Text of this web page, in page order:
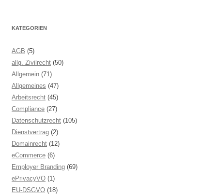
KATEGORIEN
AGB (5)
allg. Zivilrecht (50)
Allgemein (71)
Allgemeines (47)
Arbeitsrecht (45)
Compliance (27)
Datenschutzrecht (105)
Dienstvertrag (2)
Domainrecht (12)
eCommerce (6)
Employer Branding (69)
ePrivacyVO (1)
EU-DSGVO (18)